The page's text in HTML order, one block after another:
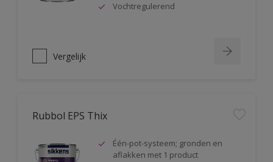
Vochtregulerend
Vergelijk
Rubbol EPS Thix
Één-pot-systeem; gronden en
aflakken met 1 product